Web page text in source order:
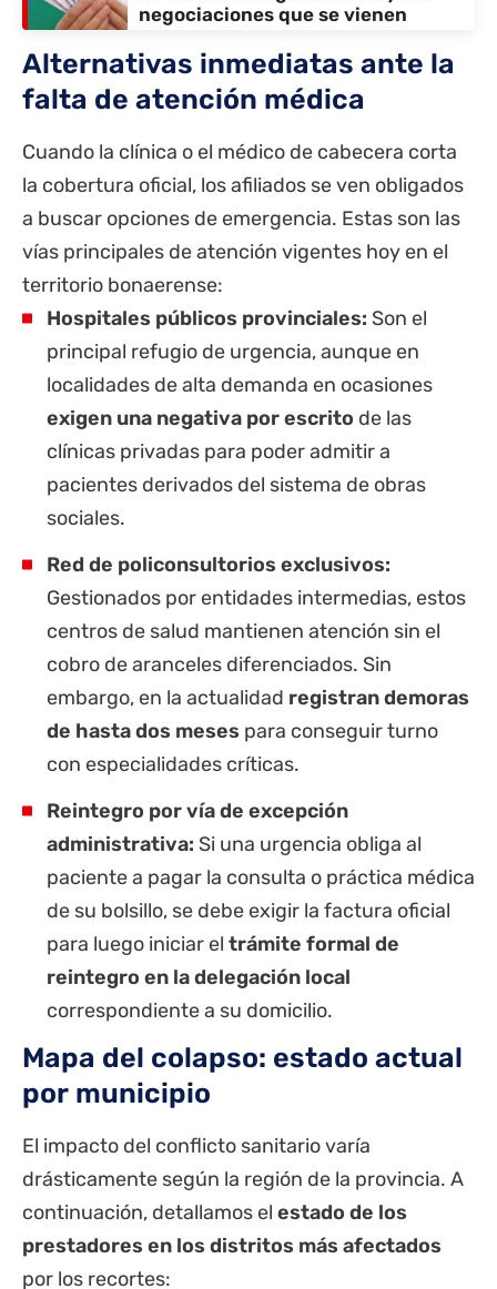
negociaciones que se vienen
Alternativas inmediatas ante la
falta de atención médica
Cuando la clínica o el médico de cabecera corta
la cobertura oficial, los afiliados se ven obligados
a buscar opciones de emergencia. Estas son las
vías principales de atención vigentes hoy en el
territorio bonaerense:
Hospitales públicos provinciales: Son el
principal refugio de urgencia, aunque en
localidades de alta demanda en ocasiones
exigen una negativa por escrito de las
clínicas privadas para poder admitir a
pacientes derivados del sistema de obras
sociales.
Red de policonsultorios exclusivos:
Gestionados por entidades intermedias, estos
centros de salud mantienen atención sin el
cobro de aranceles diferenciados. Sin
embargo, en la actualidad registran demoras
de hasta dos meses para conseguir turno
con especialidades críticas.
Reintegro por vía de excepción
administrativa: Si una urgencia obliga al
paciente a pagar la consulta o práctica médica
de su bolsillo, se debe exigir la factura oficial
para luego iniciar el trámite formal de
reintegro en la delegación local
correspondiente a su domicilio.
Mapa del colapso: estado actual
por municipio
El impacto del conflicto sanitario varía
drásticamente según la región de la provincia. A
continuación, detallamos el estado de los
prestadores en los distritos más afectados
por los recortes: